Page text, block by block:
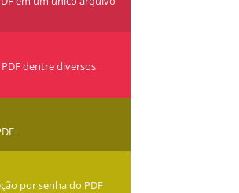
dentre diversos
por senha do PDF